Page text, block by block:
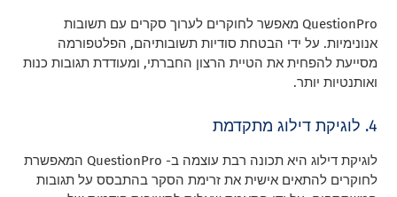
QuestionPro מאפשר לחוקרים לערוך סקרים עם תשובות
אנונימיות. על ידי הבטחת סודיות תשובותיהם, הפלטפורמה
מסייעת להפחית את הטיית הרצון החברתי, ומעודדת תגובות כנות
ואותנטיות יותר.
4. לוגיקת דילוג מתקדמת
לוגיקת דילוג היא תכונה רבת עוצמה ב- QuestionPro המאפשרת
לחוקרים להתאים אישית את זרימת הסקר בהתבסס על תגובות